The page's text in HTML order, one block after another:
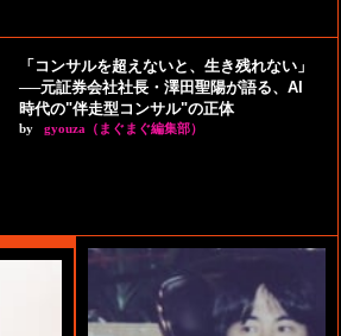
「コンサルを超えないと、生き残れない」
──元証券会社社長・澤田聖陽が語る、AI
時代の"伴走型コンサル"の正体
by gyouza（まぐまぐ編集部）